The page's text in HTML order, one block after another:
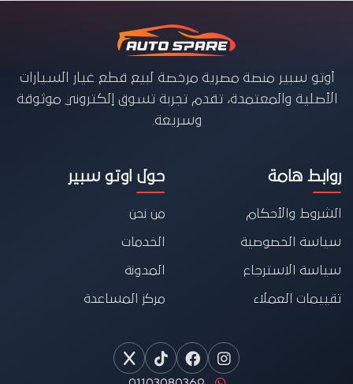
أوتو سبير منصة مصرية مرخصة لبيع قطع غيار السيارات
الأصلية والمعتمدة، تقدم تجربة تسوق إلكتروني موثوقة
وسريعة.
روابط هامة
الشروط والأحكام
سياسة الخصوصية
سياسة الاسترجاع
تقييمات العملاء
حول اوتو سبير
من نحن
الخدمات
المدونة
مركز المساعدة